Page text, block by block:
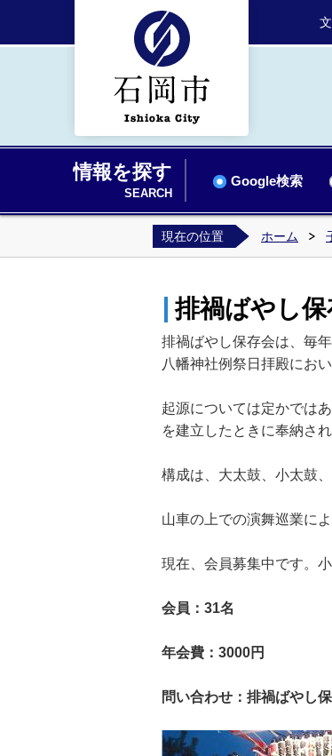
情報を探す
SEARCH
Google検索
現在の位置 ホーム
排禍ばやし
排禍ばやし保存会は、毎
八幡神社例祭日拝殿にお
起源については定かでは
を建立したときに奉納さ
構成は、大太鼓、小太鼓
山車の上での演舞巡業に
現在、会員募集中です。
会員：31名
年会費：3000円
問い合わせ：排禍ばやし